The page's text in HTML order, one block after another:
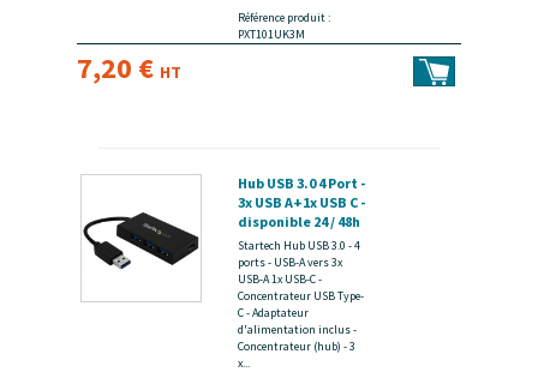
Référence produit :
PXT101UK3M
7,20 € HT
Hub USB 3.0 4 Port -
3x USB A+1x USB C -
disponible 24 / 48h
Startech Hub USB 3.0 - 4
ports - USB-A vers 3x
USB-A 1x USB-C -
Concentrateur USB Type-
C - Adaptateur
d'alimentation inclus -
Concentrateur (hub) - 3
x...